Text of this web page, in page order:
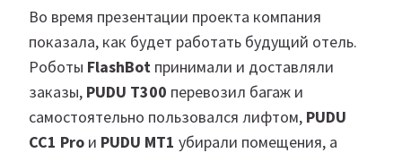
Во время презентации проекта компания
показала, как будет работать будущий отель.
Роботы FlashBot принимали и доставляли
заказы, PUDU T300 перевозил багаж и
самостоятельно пользовался лифтом, PUDU
CC1 Pro и PUDU MT1 убирали помещения, а